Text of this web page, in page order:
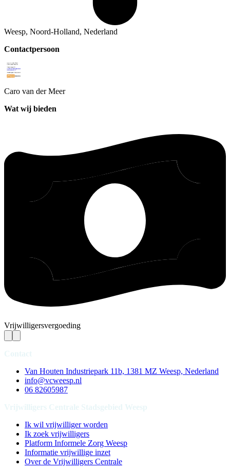
Weesp, Noord-Holland, Nederland
Contactpersoon
Caro van der Meer
Wat wij bieden
Vrijwilligersvergoeding
Van Houten Industriepark 11b, 1381 MZ Weesp, Nederland
info@vcweesp.nl
06 82605987
Ik wil vrijwilliger worden
Ik zoek vrijwilligers
Platform Informele Zorg Weesp
Informatie vrijwillige inzet
Over de Vrijwilligers Centrale